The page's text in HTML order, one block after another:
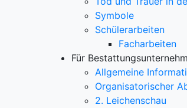
Symbole
Schülerarbeiten
Facharbeiten
Für
Allgemeine
Organisatorischer
2. Leichenschau